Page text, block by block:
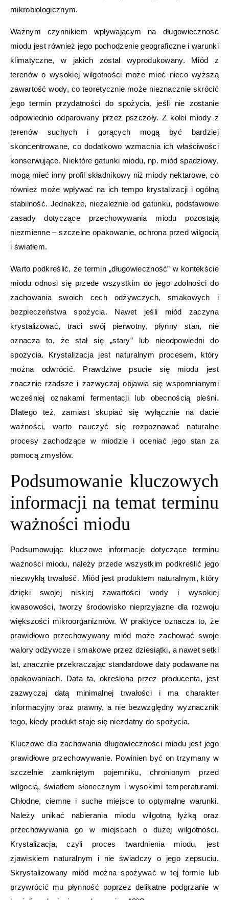
mikrobiologicznym.
Ważnym czynnikiem wpływającym na długowieczność
miodu jest również jego pochodzenie geograficzne i warunki
klimatyczne, w jakich został wyprodukowany. Miód z
terenów o wysokiej wilgotności może mieć nieco wyższą
zawartość wody, co teoretycznie może nieznacznie skrócić
jego termin przydatności do spożycia, jeśli nie zostanie
odpowiednio odparowany przez pszczoły. Z kolei miody z
terenów suchych i gorących mogą być bardziej
skoncentrowane, co dodatkowo wzmacnia ich właściwości
konserwujące. Niektóre gatunki miodu, np. miód spadziowy,
mogą mieć inny profil składnikowy niż miody nektarowe, co
również może wpływać na ich tempo krystalizacji i ogólną
stabilność. Jednakże, niezależnie od gatunku, podstawowe
zasady dotyczące przechowywania miodu pozostają
niezmienne – szczelne opakowanie, ochrona przed wilgocią
i światłem.
Warto podkreślić, że termin „długowieczność” w kontekście
miodu odnosi się przede wszystkim do jego zdolności do
zachowania swoich cech odżywczych, smakowych i
bezpieczeństwa spożycia. Nawet jeśli miód zaczyna
krystalizować, traci swój pierwotny, płynny stan, nie
oznacza to, że stał się „stary” lub nieodpowiedni do
spożycia. Krystalizacja jest naturalnym procesem, który
można odwrócić. Prawdziwe psucie się miodu jest
znacznie rzadsze i zazwyczaj objawia się wspomnianymi
wcześniej oznakami fermentacji lub obecnością pleśni.
Dlatego też, zamiast skupiać się wyłącznie na dacie
ważności, warto nauczyć się rozpoznawać naturalne
procesy zachodzące w miodzie i oceniać jego stan za
pomocą zmysłów.
Podsumowanie kluczowych
informacji na temat terminu
ważności miodu
Podsumowując kluczowe informacje dotyczące terminu
ważności miodu, należy przede wszystkim podkreślić jego
niezwykłą trwałość. Miód jest produktem naturalnym, który
dzięki swojej niskiej zawartości wody i wysokiej
kwasowości, tworzy środowisko nieprzyjazne dla rozwoju
większości mikroorganizmów. W praktyce oznacza to, że
prawidłowo przechowywany miód może zachować swoje
walory odżywcze i smakowe przez dziesiątki, a nawet setki
lat, znacznie przekraczając standardowe daty podawane na
opakowaniach. Data ta, określona przez producenta, jest
zazwyczaj datą minimalnej trwałości i ma charakter
informacyjny oraz prawny, a nie bezwzględny wyznacznik
tego, kiedy produkt staje się niezdatny do spożycia.
Kluczowe dla zachowania długowieczności miodu jest jego
prawidłowe przechowywanie. Powinien być on trzymany w
szczelnie zamkniętym pojemniku, chronionym przed
wilgocią, światłem słonecznym i wysokimi temperaturami.
Chłodne, ciemne i suche miejsce to optymalne warunki.
Należy unikać nabierania miodu wilgotną łyżką oraz
przechowywania go w miejscach o dużej wilgotności.
Krystalizacja, czyli proces twardnienia miodu, jest
zjawiskiem naturalnym i nie świadczy o jego zepsuciu.
Skrystalizowany miód można spożywać w tej formie lub
przywrócić mu płynność poprzez delikatne podgrzanie w